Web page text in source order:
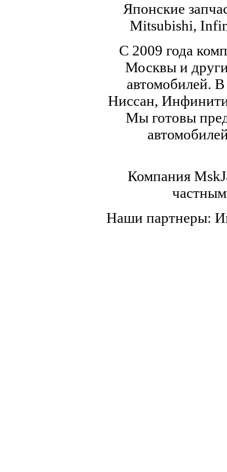
Японские
Mitsubishi,
С 2009 года
Москвы и
автомобилей.
Ниссан,
Мы готовы
Компания
Наши партнеры: